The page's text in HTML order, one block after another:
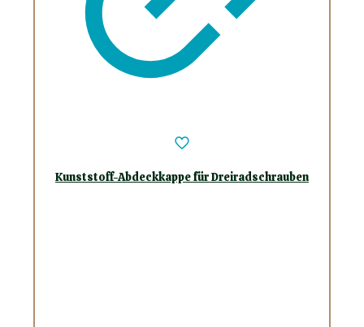
Kunststoff-Abdeckkappe für Dreiradschrauben